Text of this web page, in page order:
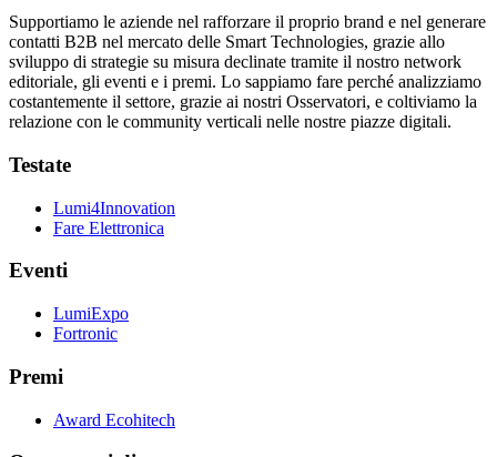
Supportiamo le aziende nel rafforzare il proprio brand e nel generare
contatti B2B nel mercato delle Smart Technologies, grazie allo
sviluppo di strategie su misura declinate tramite il nostro network
editoriale, gli eventi e i premi. Lo sappiamo fare perché analizziamo
costantemente il settore, grazie ai nostri Osservatori, e coltiviamo la
relazione con le community verticali nelle nostre piazze digitali.
Testate
Lumi4Innovation
Fare Elettronica
Eventi
LumiExpo
Fortronic
Premi
Award Ecohitech